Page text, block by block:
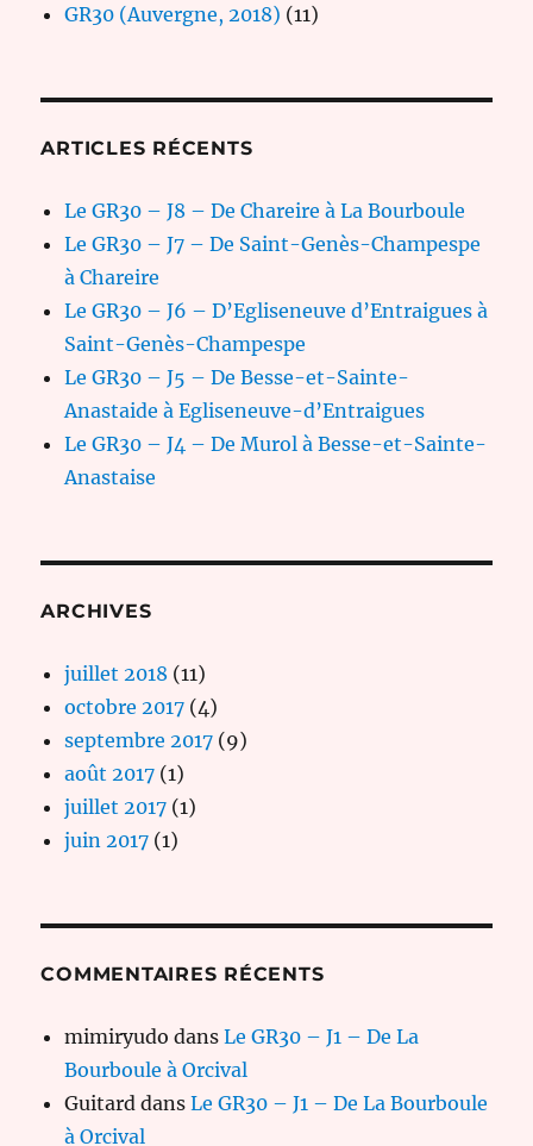
GR30 (Auvergne, 2018) (11)
ARTICLES RÉCENTS
Le GR30 – J8 – De Chareire à La Bourboule
Le GR30 – J7 – De Saint-Genès-Champespe
à Chareire
Le GR30 – J6 – D’Egliseneuve d’Entraigues à
Saint-Genès-Champespe
Le GR30 – J5 – De Besse-et-Sainte-
Anastaide à Egliseneuve-d’Entraigues
Le GR30 – J4 – De Murol à Besse-et-Sainte-
Anastaise
ARCHIVES
juillet 2018 (11)
octobre 2017 (4)
septembre 2017 (9)
août 2017 (1)
juillet 2017 (1)
juin 2017 (1)
COMMENTAIRES RÉCENTS
mimiryudo dansLe GR30 – J1 – De La
Bourboule à Orcival
Guitard dansLe GR30 – J1 – De La Bourboule
à Orcival